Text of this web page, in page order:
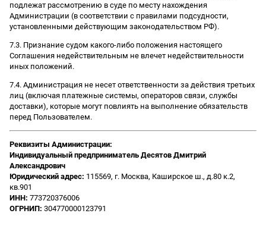
подлежат рассмотрению в суде по месту нахождения
Администрации (в соответствии с правилами подсудности,
установленными действующим законодательством РФ).
7.3. Признание судом какого-либо положения настоящего
Соглашения недействительным не влечет недействительности
иных положений.
7.4. Администрация не несет ответственности за действия третьих
лиц (включая платежные системы, операторов связи, службы
доставки), которые могут повлиять на выполнение обязательств
перед Пользователем.
Реквизиты Администрации:
Индивидуальный предприниматель Десятов Дмитрий
Александрович
Юридический адрес: 115569, г. Москва, Каширское ш., д.80 к.2,
кв.901
ИНН: 773720376006
ОГРНИП: 304770000123791